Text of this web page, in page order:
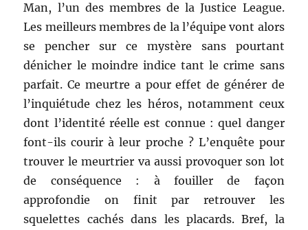
Man, l’un des membres de la Justice League.
Les meilleurs membres de la l’équipe vont alors
se pencher sur ce mystère sans pourtant
dénicher le moindre indice tant le crime sans
parfait. Ce meurtre a pour effet de générer de
l’inquiétude chez les héros, notamment ceux
dont l’identité réelle est connue : quel danger
font-ils courir à leur proche ? L’enquête pour
trouver le meurtrier va aussi provoquer son lot
de conséquence : à fouiller de façon
approfondie on finit par retrouver les
squelettes cachés dans les placards. Bref, la